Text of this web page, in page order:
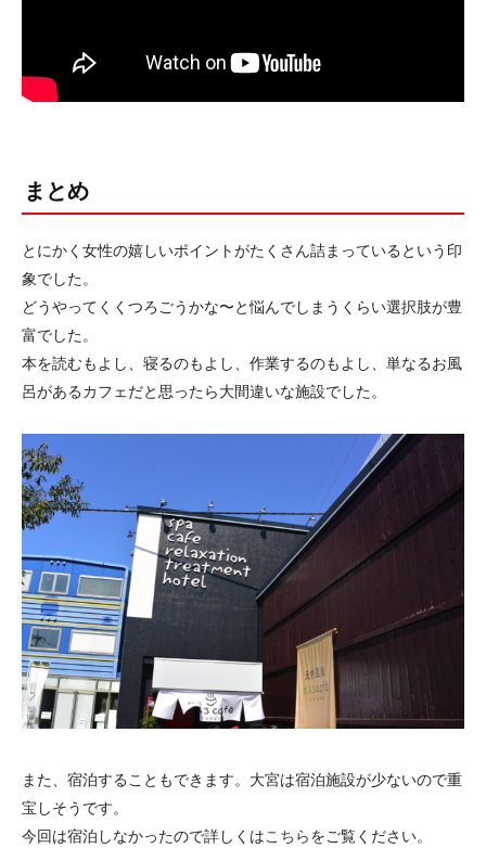
まとめ
とにかく女性の嬉しいポイントがたくさん詰まっているという印
象でした。
どうやってくくつろごうかな〜と悩んでしまうくらい選択肢が豊
富でした。
本を読むもよし、寝るのもよし、作業するのもよし、単なるお風
呂があるカフェだと思ったら大間違いな施設でした。
また、宿泊することもできます。大宮は宿泊施設が少ないので重
宝しそうです。
今回は宿泊しなかったので詳しくはこちらをご覧ください。